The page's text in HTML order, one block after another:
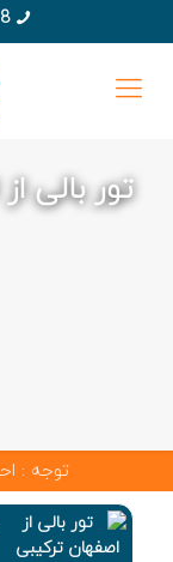
تور بالی
توجه :